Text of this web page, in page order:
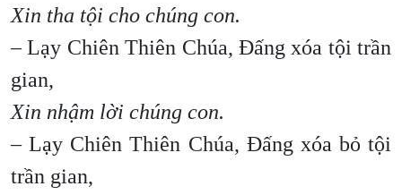
Xin tha tội cho chúng con.
– Lạy Chiên Thiên Chúa, Đấng xóa tội trần
gian,
Xin nhậm lời chúng con.
– Lạy Chiên Thiên Chúa, Đấng xóa bỏ tội
trần gian,